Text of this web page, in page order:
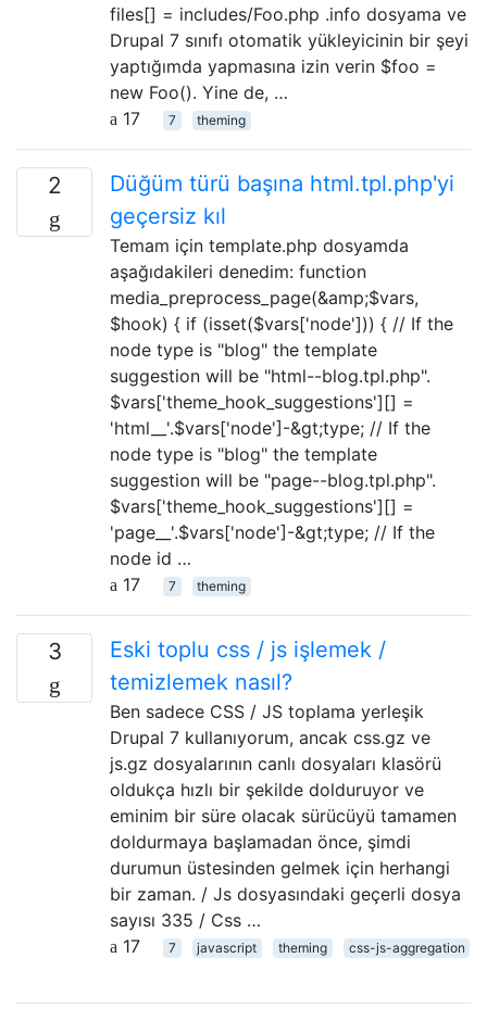
files[] = includes/Foo.php .info dosyama ve
Drupal 7 sınıfı otomatik yükleyicinin bir şeyi
yaptığımda yapmasına izin verin $foo =
new Foo(). Yine de, …
17
7 theming
2
Düğüm türü başına html.tpl.php'yi
geçersiz kıl
Temam için template.php dosyamda
aşağıdakileri denedim: function
media_preprocess_page(&amp;$vars,
$hook) { if (isset($vars['node'])) { // If the
node type is "blog" the template
suggestion will be "html--blog.tpl.php".
$vars['theme_hook_suggestions'][] =
'html__'.$vars['node']-&gt;type; // If the
node type is "blog" the template
suggestion will be "page--blog.tpl.php".
$vars['theme_hook_suggestions'][] =
'page__'.$vars['node']-&gt;type; // If the
node id …
17
7 theming
3
Eski toplu css / js işlemek /
temizlemek nasıl?
Ben sadece CSS / JS toplama yerleşik
Drupal 7 kullanıyorum, ancak css.gz ve
js.gz dosyalarının canlı dosyaları klasörü
oldukça hızlı bir şekilde dolduruyor ve
eminim bir süre olacak sürücüyü tamamen
doldurmaya başlamadan önce, şimdi
durumun üstesinden gelmek için herhangi
bir zaman. / Js dosyasındaki geçerli dosya
sayısı 335 / Css …
17
7 javascript theming css-js-aggregation